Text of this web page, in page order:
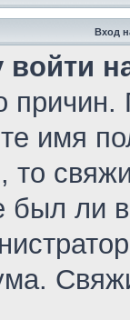
Вход
войти
причин.
имя
то
был ли